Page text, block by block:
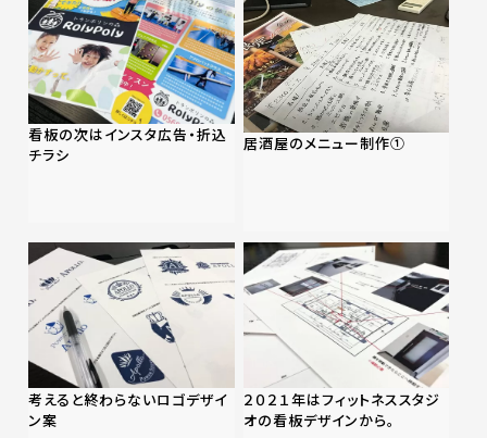
看板の次はインスタ広告・折込
チラシ
居酒屋のメニュー制作①
考えると終わらないロゴデザイ
ン案
２０２１年はフィットネススタジ
オの看板デザインから。